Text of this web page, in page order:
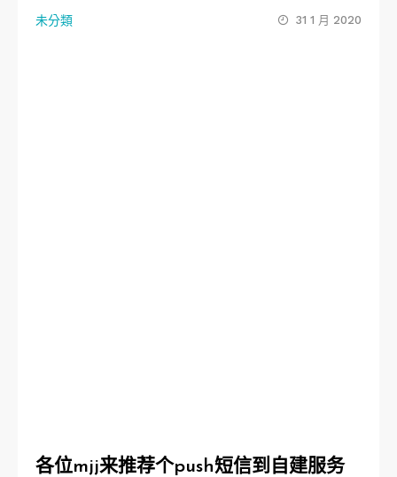
未分類 31 1 月 2020
各位mjj来推荐个push短信到自建服务